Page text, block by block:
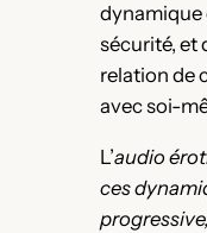
dynamique
sécurité, et
relation de
avec soi-
L’audio
ces